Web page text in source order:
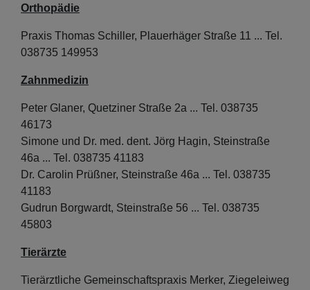
Orthopädie
Praxis Thomas Schiller, Plauerhäger Straße 11 ... Tel.
038735 149953
Zahnmedizin
Peter Glaner, Quetziner Straße 2a ... Tel. 038735
46173
Simone und Dr. med. dent. Jörg Hagin, Steinstraße
46a ... Tel. 038735 41183
Dr. Carolin Prüßner, Steinstraße 46a ... Tel. 038735
41183
Gudrun Borgwardt, Steinstraße 56 ... Tel. 038735
45803
Tierärzte
Tierärztliche Gemeinschaftspraxis Merker, Ziegeleiweg